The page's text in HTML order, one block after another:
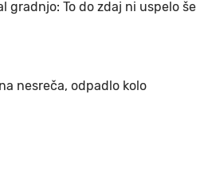
gradnjo: To do zdaj ni uspelo še
nesreča, odpadlo kolo